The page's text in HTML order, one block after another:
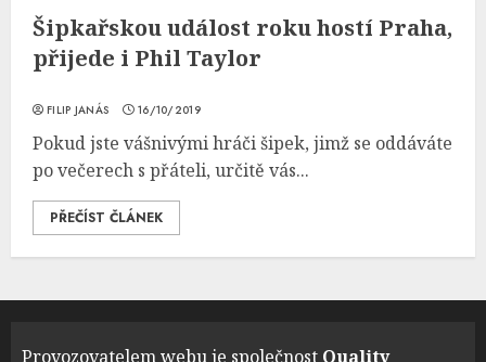
Šipkařskou událost roku hostí Praha,
přijede i Phil Taylor
FILIP JANÁS 16/10/2019
Pokud jste vášnivými hráči šipek, jimž se oddáváte
po večerech s přáteli, určitě vás...
PŘEČÍST ČLÁNEK
Provozovatelem webu je společnost Quality